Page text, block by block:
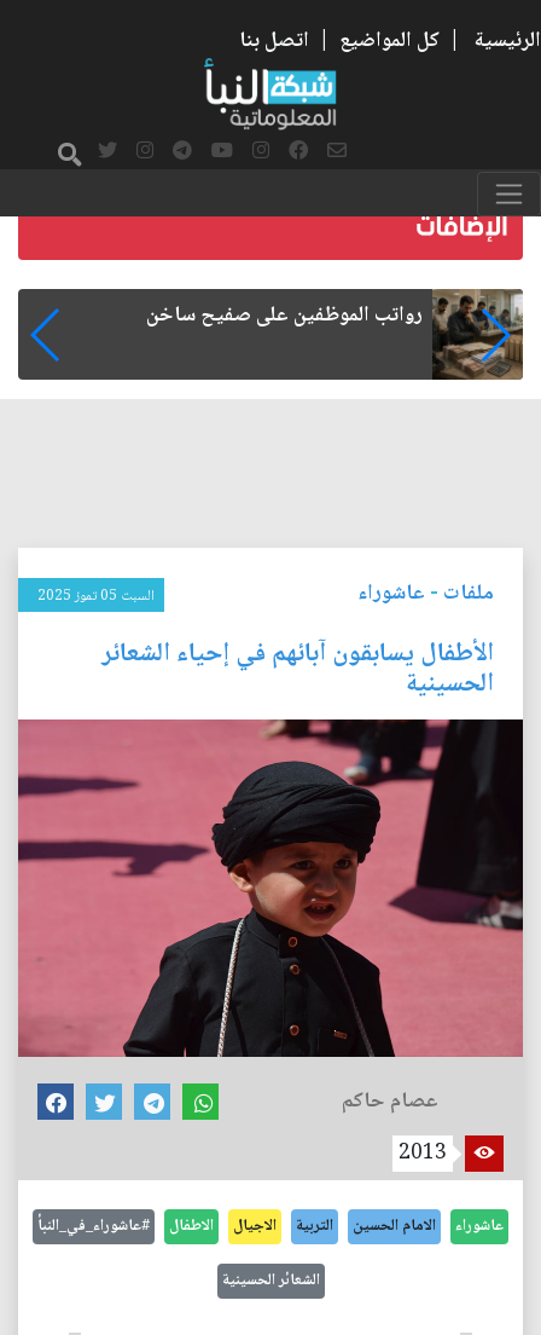
الرئيسية | كل المواضيع | اتصل بنا
رواتب الموظفين على صفيح ساخن
ملفات - عاشوراء السبت 05 تموز 2025
الأطفال يسابقون آبائهم في إحياء الشعائر
الحسينية
عصام حاكم
2013
عاشوراء الامام الحسين التربية الاجيال الاطفال #عاشوراء_في_النبأ
الشعائر الحسينية